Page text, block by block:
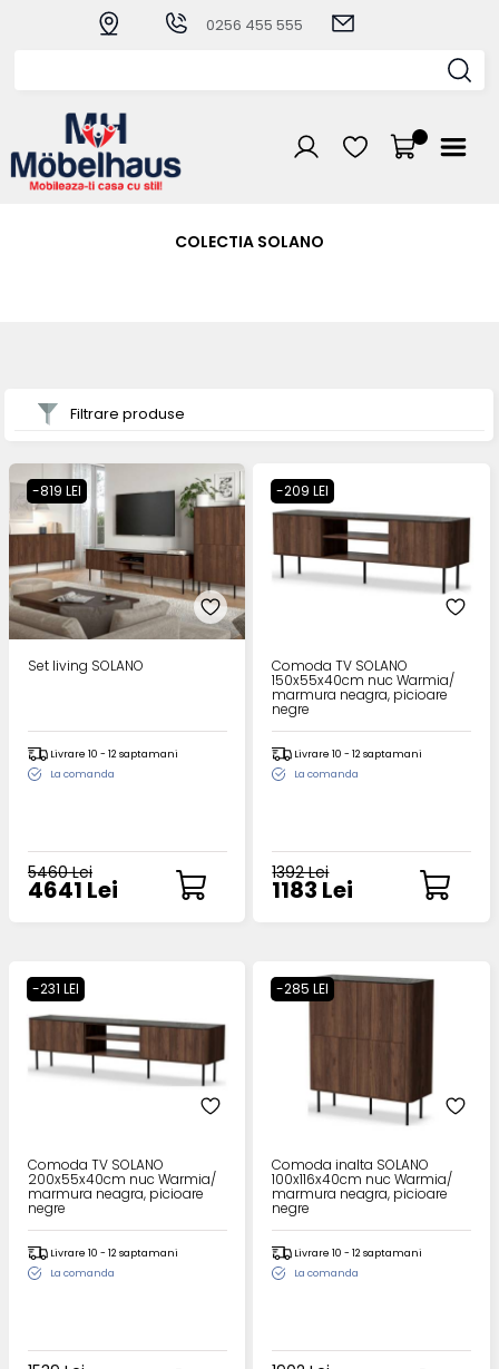
0256 455 555
COLECTIA SOLANO
Filtrare produse
-819 LEI
Set living SOLANO
Livrare 10 - 12 saptamani
La comanda
5460 Lei
4641 Lei
-209 LEI
Comoda TV SOLANO
150x55x40cm nuc Warmia/
marmura neagra, picioare
negre
Livrare 10 - 12 saptamani
La comanda
1392 Lei
1183 Lei
-231 LEI
Comoda TV SOLANO
200x55x40cm nuc Warmia/
marmura neagra, picioare
negre
Livrare 10 - 12 saptamani
La comanda
-285 LEI
Comoda inalta SOLANO
100x116x40cm nuc Warmia/
marmura neagra, picioare
negre
Livrare 10 - 12 saptamani
La comanda